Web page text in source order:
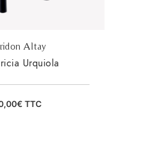
Altay
Urquiola
€ TTC